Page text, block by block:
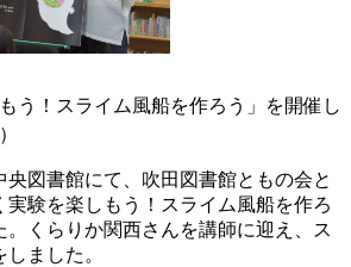
う！スライム風船を作ろう」を開催し
央図書館にて、吹田図書館ともの会と
実験を楽しもう！スライム風船を作ろ
。くらりか関西さんを講師に迎え、ス
ました。